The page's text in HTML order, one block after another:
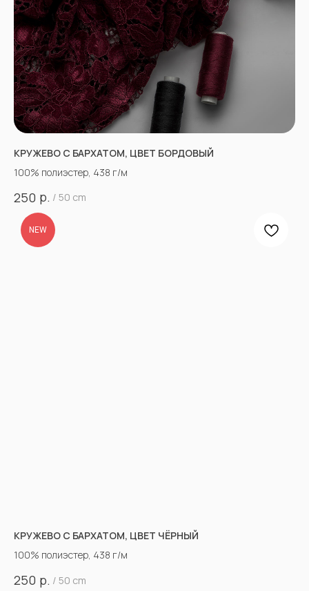
КРУЖЕВО С БАРХАТОМ, ЦВЕТ БОРДОВЫЙ
100% полиэстер, 438 г/м
250 р. / 50 cm
NEW
КРУЖЕВО С БАРХАТОМ, ЦВЕТ ЧЁРНЫЙ
100% полиэстер, 438 г/м
250 р. / 50 cm